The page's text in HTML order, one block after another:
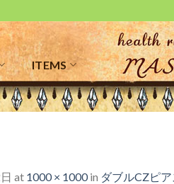
ITEMS
at 1000 × 1000in ダブルCZピア